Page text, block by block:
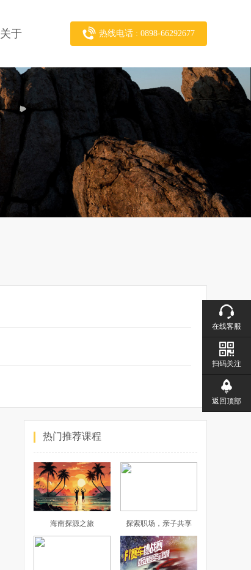
关于 热线电话 : 0898-66292677
热门推荐课程
海南探源之旅 探索职场，亲子共享
在线客服
扫码关注
返回顶部